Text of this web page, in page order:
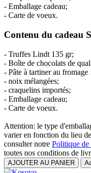
- Emballage cadeau;
- Carte de voeux.
Contenu du cadeau
- Truffes Lindt 135 gr;
- Boîte de chocolats de
- Pâte à tartiner au fromage
- noix mélangées;
- craquelins importés;
- Emballage cadeau;
- Carte de voeux.
Attention: le type
varier en fonction du lieu
consulter notre Politique
toutes nos conditions de